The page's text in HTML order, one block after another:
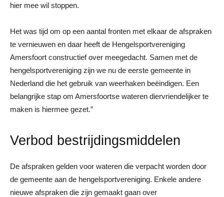
hier mee wil stoppen.
Het was tijd om op een aantal fronten met elkaar de afspraken
te vernieuwen en daar heeft de Hengelsportvereniging
Amersfoort constructief over meegedacht. Samen met de
hengelsportvereniging zijn we nu de eerste gemeente in
Nederland die het gebruik van weerhaken beëindigen. Een
belangrijke stap om Amersfoortse wateren diervriendelijker te
maken is hiermee gezet.”
Verbod bestrijdingsmiddelen
De afspraken gelden voor wateren die verpacht worden door
de gemeente aan de hengelsportvereniging. Enkele andere
nieuwe afspraken die zijn gemaakt gaan over